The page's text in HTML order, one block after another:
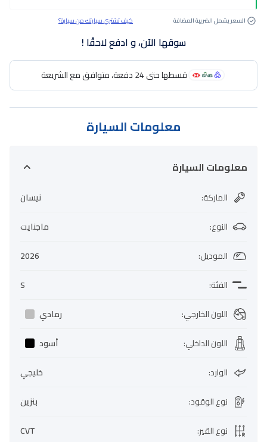
السعر يشمل الضريبة المضافة كيف تشتري سيارتك من سيارة؟
سوقها الآن، و ادفع لاحقًا !
قسطها حتى 24 دفعة، متوافق مع الشريعة
معلومات السيارة
معلومات السيارة
الماركة:
نيسان
النوع:
ماجنايت
الموديل:
2026
الفئة:
S
اللون الخارجي:
رمادي
اللون الداخلي:
أسود
الوارد:
خليجي
نوع الوقود:
بنزين
نوع القير:
CVT